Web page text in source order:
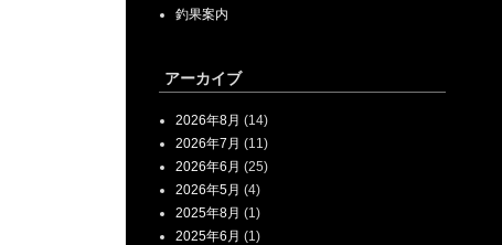
釣果案内
アーカイブ
2026年8月 (14)
2026年7月 (11)
2026年6月 (25)
2026年5月 (4)
2025年8月 (1)
2025年6月 (1)